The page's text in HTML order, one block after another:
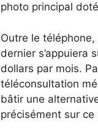
photo principal
Outre le
dernier s’appuiera
dollars par mois.
téléconsultation
bâtir une
précisément sur